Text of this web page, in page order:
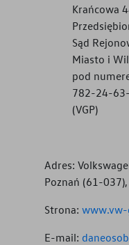
Krańcowa
Sąd
Miasto i
pod
782-24-
(VGP)
Adres:
Poznań (61-
Strona:
E-mail: